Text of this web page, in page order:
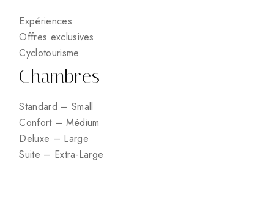
Expériences
Offres exclusives
Cyclotourisme
Chambres
Standard – Small
Confort – Médium
Deluxe – Large
Suite – Extra-Large